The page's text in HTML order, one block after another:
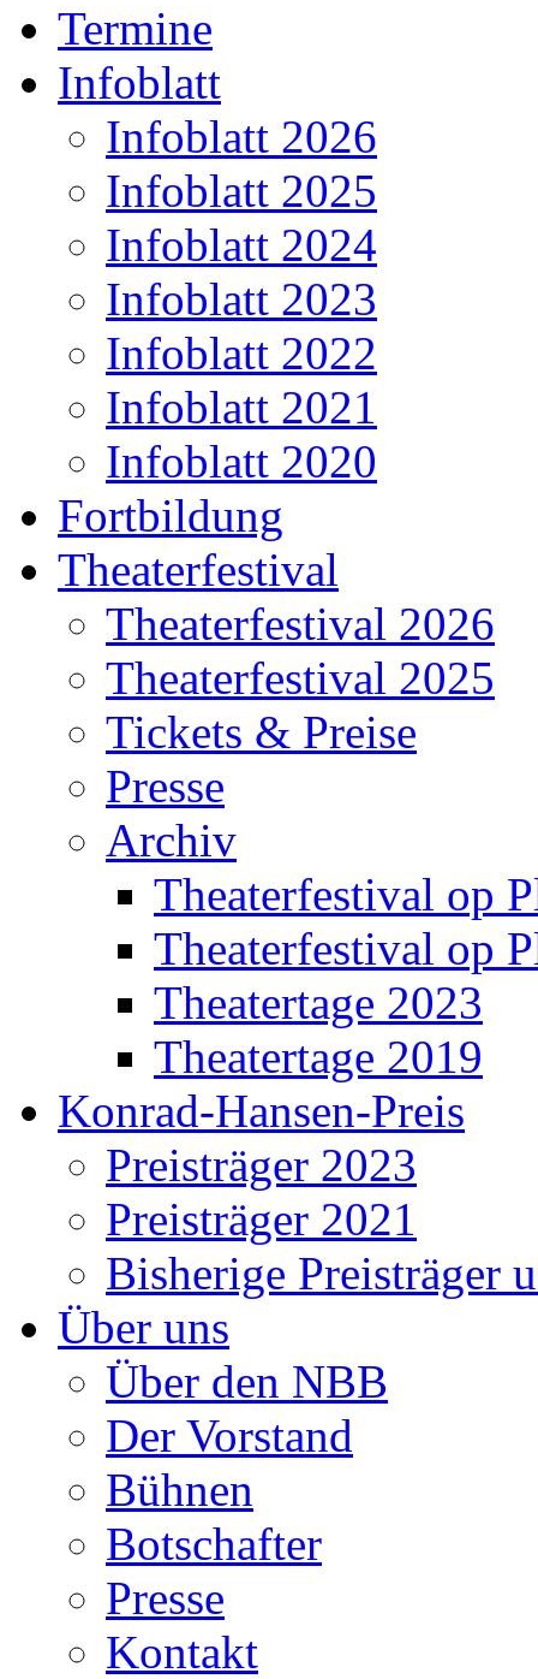
Termine
Infoblatt
Infoblatt 2026
Infoblatt 2025
Infoblatt 2024
Infoblatt 2023
Infoblatt 2022
Infoblatt 2021
Infoblatt 2020
Fortbildung
Theaterfestival
Theaterfestival 2026
Theaterfestival 2025
Tickets & Preise
Presse
Archiv
Theaterfestival op
Theaterfestival op
Theatertage 2023
Theatertage 2019
Konrad-Hansen-Preis
Preisträger 2023
Preisträger 2021
Bisherige Preisträger
Über uns
Über den NBB
Der Vorstand
Bühnen
Botschafter
Presse
Kontakt